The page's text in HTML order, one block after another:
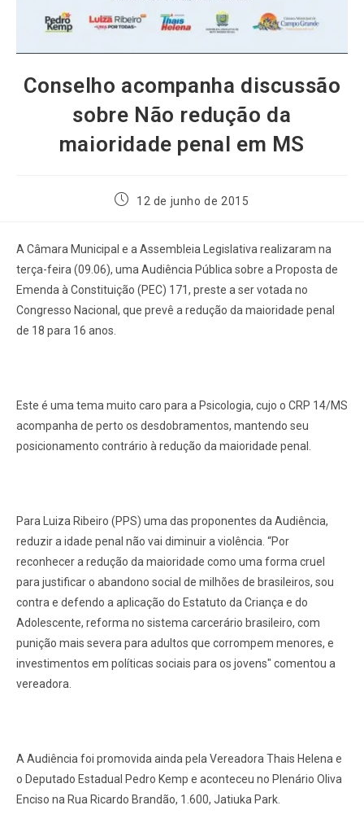
Conselho acompanha discussão
sobre Não redução da
maioridade penal em MS
12 de junho de 2015
A Câmara Municipal e a Assembleia Legislativa realizaram na
terça-feira (09.06), uma Audiência Pública sobre a Proposta de
Emenda à Constituição (PEC) 171, preste a ser votada no
Congresso Nacional, que prevê a redução da maioridade penal
de 18 para 16 anos.
Este é uma tema muito caro para a Psicologia, cujo o CRP 14/MS
acompanha de perto os desdobramentos, mantendo seu
posicionamento contrário à redução da maioridade penal.
Para Luiza Ribeiro (PPS) uma das proponentes da Audiência,
reduzir a idade penal não vai diminuir a violência. “Por
reconhecer a redução da maioridade como uma forma cruel
para justificar o abandono social de milhões de brasileiros, sou
contra e defendo a aplicação do Estatuto da Criança e do
Adolescente, reforma no sistema carcerário brasileiro, com
punição mais severa para adultos que corrompem menores, e
investimentos em políticas sociais para os jovens" comentou a
vereadora.
A Audiência foi promovida ainda pela Vereadora Thais Helena e
o Deputado Estadual Pedro Kemp e aconteceu no Plenário Oliva
Enciso na Rua Ricardo Brandão, 1.600, Jatiuka Park.